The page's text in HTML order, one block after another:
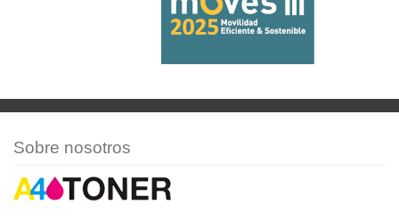
Sobre nosotros